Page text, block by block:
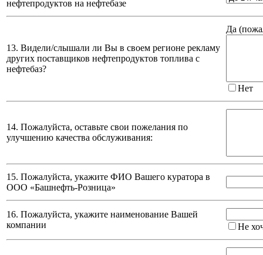
нефтепродуктов на нефтебазе
13. Видели/слышали ли Вы в своем регионе рекламу
других поставщиков нефтепродуктов топлива с
нефтебаз?
Да (
Нет
14. Пожалуйста, оставьте свои пожелания по
улучшению качества обслуживания:
15. Пожалуйста, укажите ФИО Вашего куратора в
ООО «Башнефть-Розница»
16. Пожалуйста, укажите наименование Вашей
компании
Не